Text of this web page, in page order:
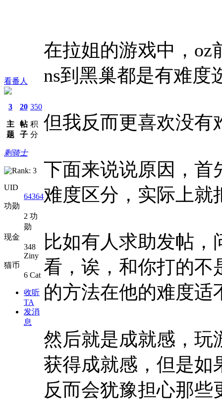
看番人
3
主
题
20
帖
子
350
积
分
剩骑士
UID
64364
功勋
2 功
勋
现金
348
Ziny
猫币
6 Cat
收听
TA
发消
息
在拉姐的游戏中，oz
ns到黑巢都是有难度
但我反而更喜欢没有
下面来说说原因，首
难度区分，实际上就
比如有人求助发帖，
看，诶，和你打的不
的方法在他的难度适
然后就是成就感，玩
获得成就感，但是如
反而会犹豫担心那